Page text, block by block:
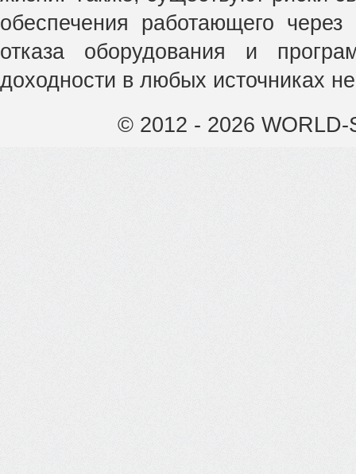
обеспечения работающего
отказа оборудования и
доходности в любых источниках
© 2012 - 2026